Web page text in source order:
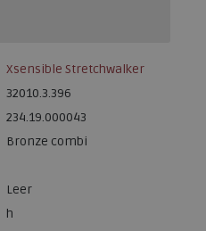
Xsensible Stretchwalker
32010.3.396
234.19.000043
Bronze combi
Leer
h